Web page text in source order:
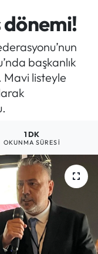
dönemi!
başkanlık
Mavi listeyle
1 DK
OKUNMA SÜRESI